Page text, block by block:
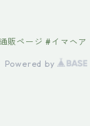
販ページ #イマヘ
Powered by